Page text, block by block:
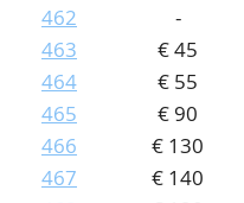
462
-
463
€ 45
464
€ 55
465
€ 90
466
€ 130
467
€ 140